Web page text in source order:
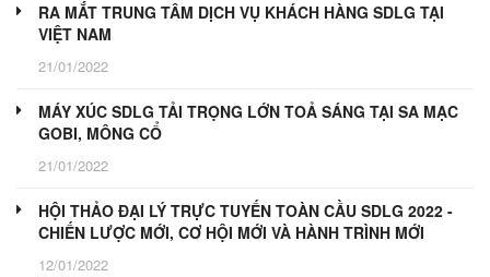
RA MẮT TRUNG TÂM DỊCH VỤ KHÁCH HÀNG SDLG TẠI
VIỆT NAM
21/01/2022
MÁY XÚC SDLG TẢI TRỌNG LỚN TOẢ SÁNG TẠI SA MẠC
GOBI, MÔNG CỔ
21/01/2022
HỘI THẢO ĐẠI LÝ TRỰC TUYẾN TOÀN CẦU SDLG 2022 -
CHIẾN LƯỢC MỚI, CƠ HỘI MỚI VÀ HÀNH TRÌNH MỚI
12/01/2022